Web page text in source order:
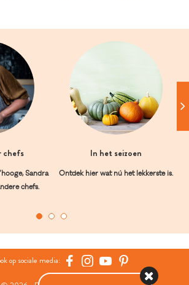
chefs
Sandra
chefs.
In het seizoen
Ontdek hier wat nú het lekkerste is.
op sociale media: